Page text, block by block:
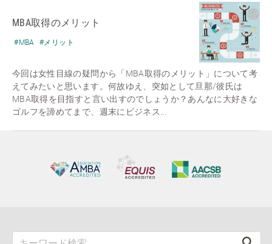
MBA取得のメリット
#MBA #メリット
今回は女性目線の疑問から「MBA取得のメリット」について考
えてみたいと思います。何故ゆえ、突如として旦那/彼氏は
MBA取得を目指すと言い出すのでしょうか？あんなに大好きな
ゴルフを諦めてまで、週末にビジネス...